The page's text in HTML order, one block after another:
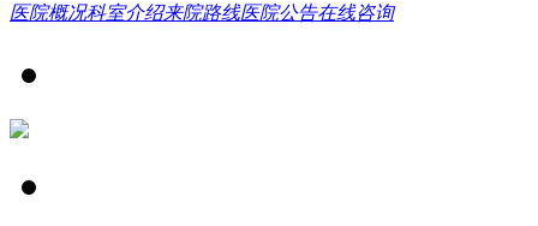
医院概况科室介绍来院路线医院公告在线咨询